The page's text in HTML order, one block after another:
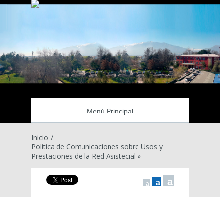
Menú Principal
Inicio /
Política de Comunicaciones sobre Usos y
Prestaciones de la Red Asistecial »
a a a